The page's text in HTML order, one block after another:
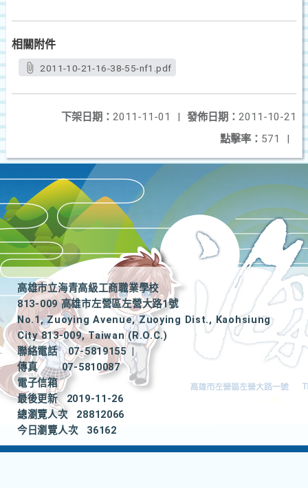
相關附件
2011-10-21-16-38-55-nf1.pdf
發佈日期： 2011-10-21
下架日期： 2011-11-01
|
點擊率： 571 |
高雄市立海青高級工商職業學校
813-009 高雄市左營區左營大路1號
No.1, Zuoying Avenue, Zuoying Dist., Kaohsiung
City 813-009, Taiwan (R.O.C.)
聯絡電話
07-5819155
|
傳真
07-5810087
電子信箱
最後更新
2019-11-26
總瀏覽人次
28812066
今日瀏覽人次
36162